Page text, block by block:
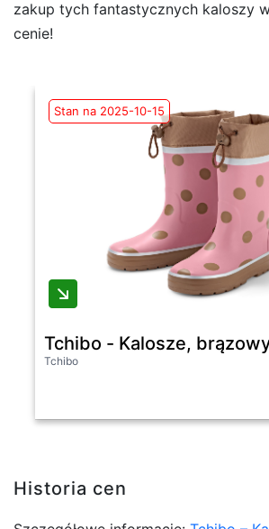
zakup tych fantastycznych kaloszy
cenie!
Stan na 2025-10-15
Tchibo - Kalosze,
Tchibo
Historia cen